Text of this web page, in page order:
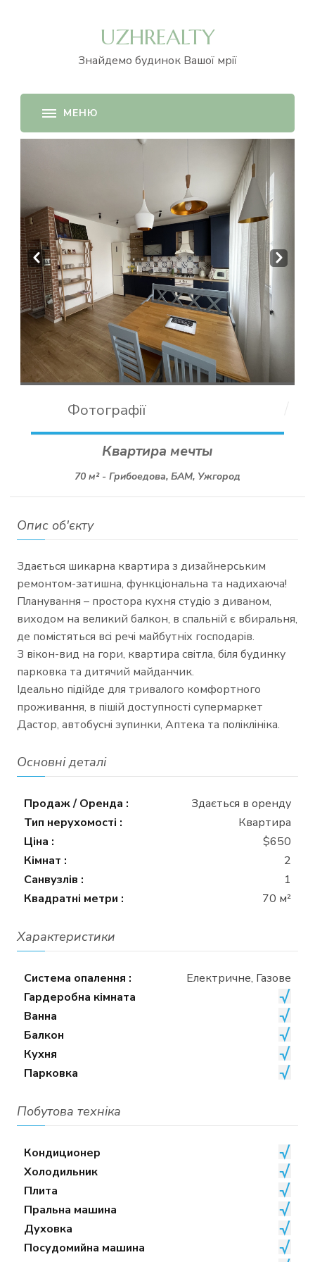
UZHREALTY
Знайдемо будинок Вашої мрії
Prev Next
Фотографії
Квартира мечты
70 м² - Грибоедова, БАМ, Ужгород
Опис об'єкту
Здається шикарна квартира з дизайнерським
ремонтом-затишна, функціональна та надихаюча!
Планування – простора кухня студіо з диваном,
виходом на великий балкон, в спальній є вбиральня,
де помістяться всі речі майбутніх господарів.
З вікон-вид на гори, квартира світла, біля будинку
парковка та дитячий майданчик.
Ідеально підійде для тривалого комфортного
проживання, в пішій доступності супермаркет
Дастор, автобусні зупинки, Аптека та поліклініка.
Основні деталі
Продаж / Оренда :
Здається в оренду
Тип нерухомості :
Квартира
Ціна :
$650
Кімнат :
2
Санвузлів :
1
Квадратні метри :
70 м²
Характеристики
Система опалення :
Електричне, Газове
Гардеробна кімната
Ванна
Балкон
Кухня
Парковка
Побутова техніка
Кондиционер
Холодильник
Плита
Пральна машина
Духовка
Посудомийна машина